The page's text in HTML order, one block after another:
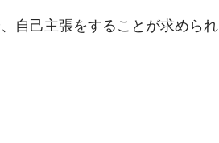
自己主張をすることが求められ